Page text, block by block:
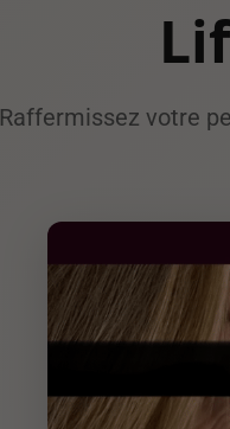
Raffermissez votre